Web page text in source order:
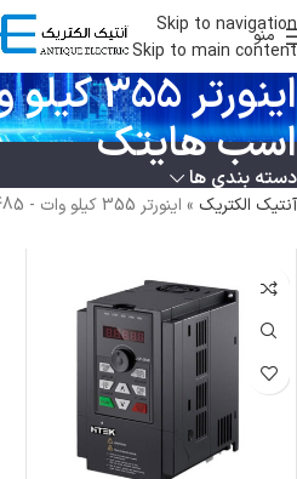
Skip to navigation
Skip to main content
منو
اسب هایتک
دسته بندی ها
آنتیک الکتریک » اینورتر 355 کیلو وات - 485 اسب هایتک